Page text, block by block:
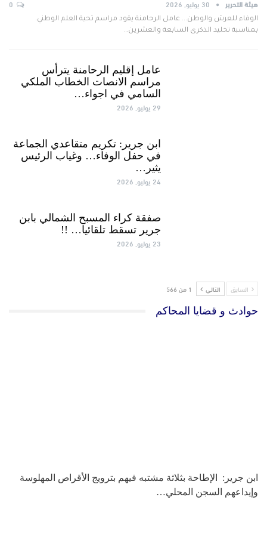
هيئة التحرير 30 يوليو, 2026
الوفاء للعرش والوطن... عامل الرحامنة يقود مراسم تحية العلم الوطني.
بمناسبة تخليد الذكرى السابعة والعشرين…
عامل إقليم الرحامنة يترأس
مراسم الانصات الخطاب الملكي
السامي في اجواء…
29 يوليو, 2026
ابن جرير: تكريم متقاعدي الجماعة
في حفل الوفاء… وغياب الرئيس
يثير…
24 يوليو, 2026
صفقة كراء المسبح الشمالي بابن
جرير تسقط تلقائيا… !!
23 يوليو, 2026
السابق التالي
1 من 566
حوادث و قضايا المحاكم
ابن جرير: الإطاحة بثلاثة مشتبه فيهم بترويج الأقراص المهلوسة
وإيداعهم السجن المحلي…